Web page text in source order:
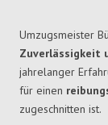
Umzugsmeister
Zuverlässigkeit
jahrelanger
für einen
zugeschnitten ist.